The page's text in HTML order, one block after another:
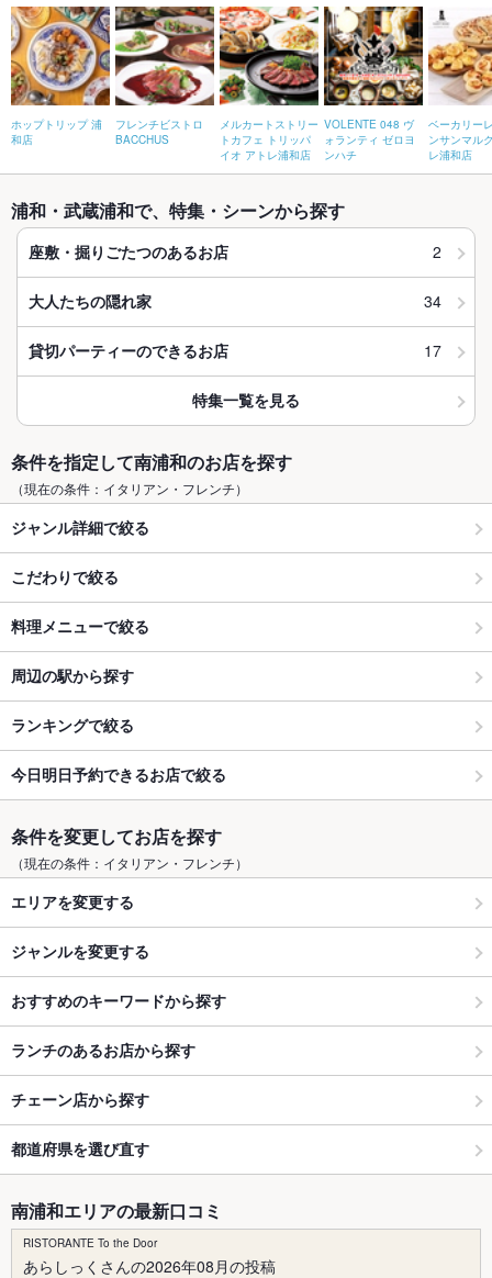
ホップトリップ 浦
和店
フレンチビストロ
BACCHUS
メルカートストリー
トカフェ トリッパ
イオ アトレ浦和店
VOLENTE 048 ヴ
ォランティ ゼロヨ
ンハチ
ベーカリー
ンサンマル
レ浦和店
浦和・武蔵浦和で、特集・シーンから探す
座敷・掘りごたつのあるお店 2
大人たちの隠れ家 34
貸切パーティーのできるお店 17
特集一覧を見る
条件を指定して南浦和のお店を探す
（現在の条件：イタリアン・フレンチ）
ジャンル詳細で絞る
こだわりで絞る
料理メニューで絞る
周辺の駅から探す
ランキングで絞る
今日明日予約できるお店で絞る
条件を変更してお店を探す
（現在の条件：イタリアン・フレンチ）
エリアを変更する
ジャンルを変更する
おすすめのキーワードから探す
ランチのあるお店から探す
チェーン店から探す
都道府県を選び直す
南浦和エリアの最新口コミ
RISTORANTE To the Door
あらしっくさんの2026年08月の投稿